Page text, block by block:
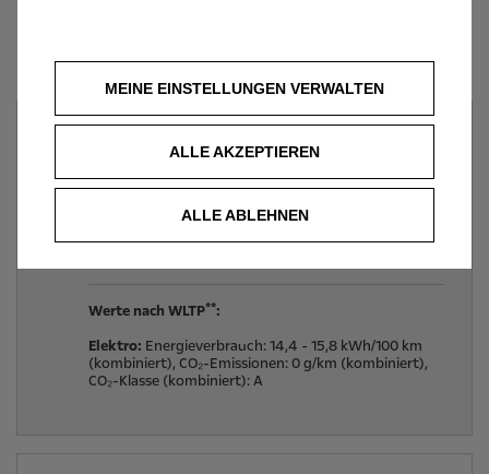
Ab30.440 €inkl. MwSt.
inkl. MwSt.
c
Werte nach WLTP**:
Elektro: Energieverbrauch:14,4 - 15,8 kWh/100 km
(kombiniert), CO₂-Emissionen:0 g/km (kombiniert),
CO₂-Klasse (kombiniert):A
MEINE EINSTELLUNGEN VERWALTEN
ALLE AKZEPTIEREN
ALLE ABLEHNEN